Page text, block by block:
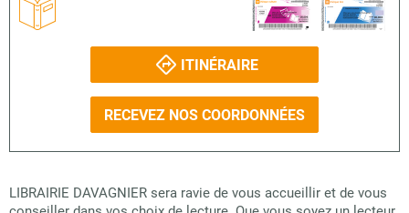
ITINÉRAIRE
RECEVEZ NOS COORDONNÉES
LIBRAIRIE DAVAGNIER sera ravie de vous accueillir et de vous